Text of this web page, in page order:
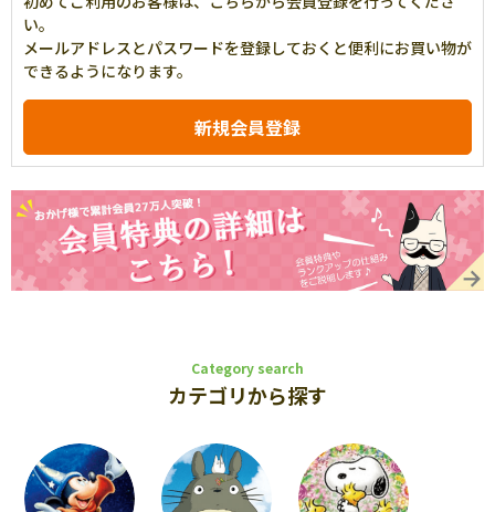
い。
メールアドレスとパスワードを登録しておくと便利にお買い物が
できるようになります。
Category search
カテゴリから探す